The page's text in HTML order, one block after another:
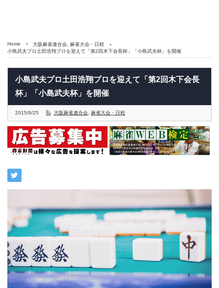
Home 大阪麻雀連合会
麻雀大会・日程
小島武夫プロ土田浩翔プロを迎えて「第2回木下会長杯」「小島武夫杯」を開催
小島武夫プロ土田浩翔プロを迎えて「第2回木下会長
杯」「小島武夫杯」を開催
2015/9/25 大阪麻雀連合会 麻雀大会・日程